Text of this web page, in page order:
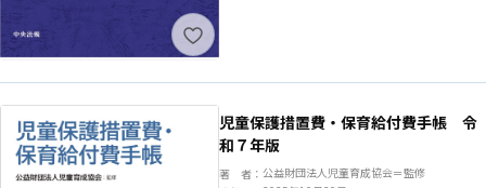
児童保護措置費・保育給付費手帳 令
和７年版
著 者： 公益財団法人児童育成協会＝監修